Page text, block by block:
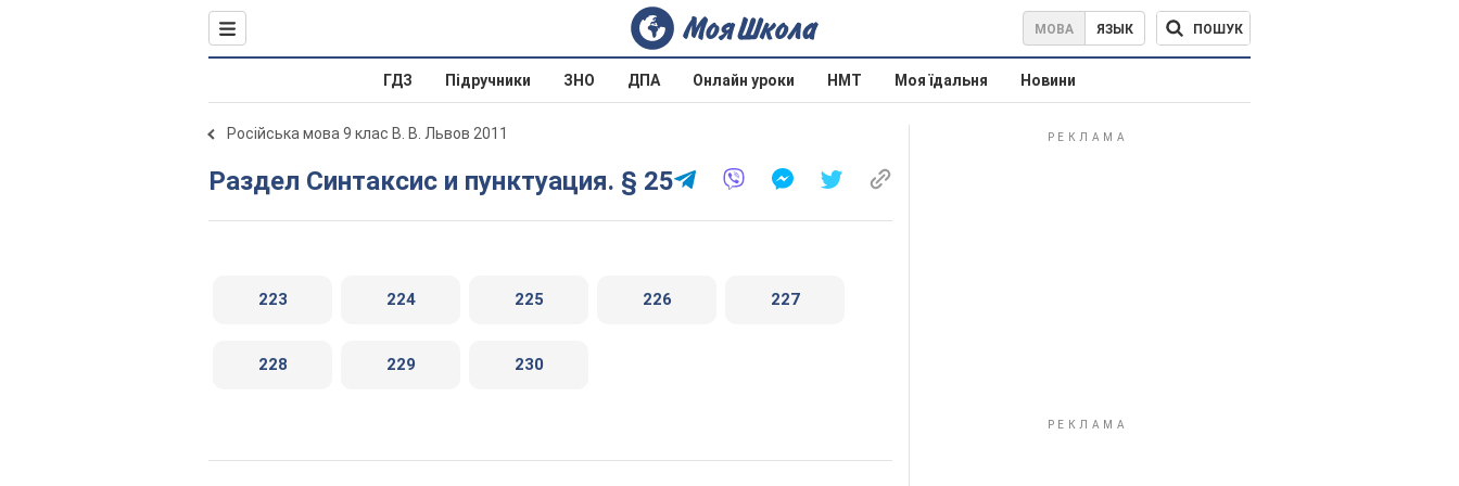
МОВА ЯЗЫК ПОШУК
ГДЗ Підручники ЗНО ДПА Онлайн уроки НМТ Моя їдальня Новини
Російська мова 9 клас В. В. Львов 2011
Раздел Синтаксис и пунктуация. § 25
223 224 225 226 227
228 229 230